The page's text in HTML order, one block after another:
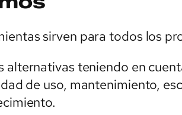
sirven para todos los
alternativas teniendo en
de uso, mantenimiento,